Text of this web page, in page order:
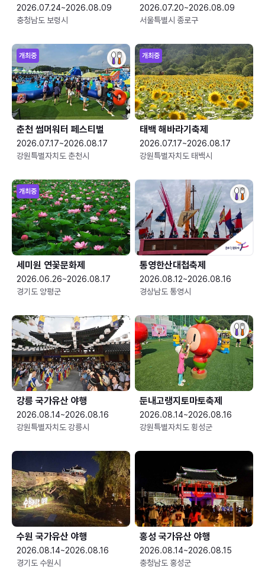
2026.07.24~2026.08.09
충청남도 보령시
2026.07.20~2026.08.09
서울특별시 종로구
개최중
춘천 썸머워터 페스티벌
2026.07.17~2026.08.17
강원특별자치도 춘천시
개최중
태백 해바라기축제
2026.07.17~2026.08.17
강원특별자치도 태백시
개최중
세미원 연꽃문화제
2026.06.26~2026.08.17
경기도 양평군
통영한산대첩축제
2026.08.12~2026.08.16
경상남도 통영시
강릉 국가유산 야행
2026.08.14~2026.08.16
강원특별자치도 강릉시
둔내고랭지토마토축제
2026.08.14~2026.08.16
강원특별자치도 횡성군
수원 국가유산 야행
2026.08.14~2026.08.16
경기도 수원시
홍성 국가유산 야행
2026.08.14~2026.08.15
충청남도 홍성군